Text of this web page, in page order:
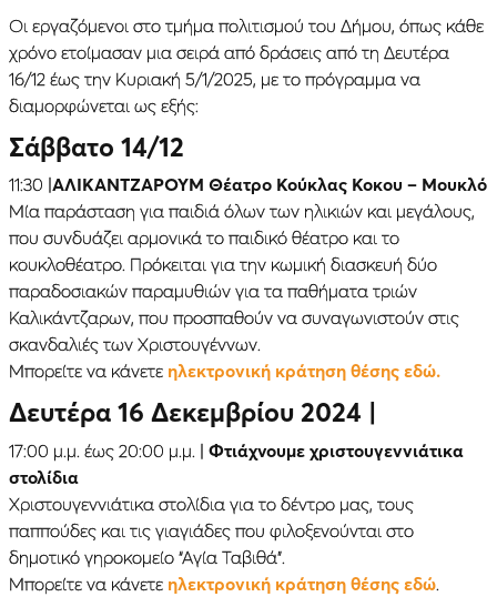
Οι εργαζόμενοι στο τμήμα πολιτισμού του Δήμου, όπως κάθε
χρόνο ετοίμασαν μια σειρά από δράσεις από τη Δευτέρα
16/12 έως την Κυριακή 5/1/2025, με το πρόγραμμα να
διαμορφώνεται ως εξής:
Σάββατο 14/12
11:30 |ΑΛΙΚΑΝΤΖΑΡΟΥΜ Θέατρο Κούκλας Κοκου – Μουκλό
Μία παράσταση για παιδιά όλων των ηλικιών και μεγάλους,
που συνδυάζει αρμονικά το παιδικό θέατρο και το
κουκλοθέατρο. Πρόκειται για την κωμική διασκευή δύο
παραδοσιακών παραμυθιών για τα παθήματα τριών
Καλικάντζαρων, που προσπαθούν να συναγωνιστούν στις
σκανδαλιές των Χριστουγέννων.
Μπορείτε να κάνετε ηλεκτρονική κράτηση θέσης εδώ.
Δευτέρα 16 Δεκεμβρίου 2024 |
17:00 μ.μ. έως 20:00 μ.μ. | Φτιάχνουμε χριστουγεννιάτικα
στολίδια
Χριστουγεννιάτικα στολίδια για το δέντρο μας, τους
παππούδες και τις γιαγιάδες που φιλοξενούνται στο
δημοτικό γηροκομείο “Αγία Ταβιθά”.
Μπορείτε να κάνετε ηλεκτρονική κράτηση θέσης εδώ.